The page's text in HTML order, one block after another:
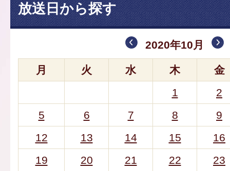
放送日から探す
2020年10月
月 火 水 木
金
1
2
5
6 7 8
9
12
13 14 15
16
19
20 21 22 23